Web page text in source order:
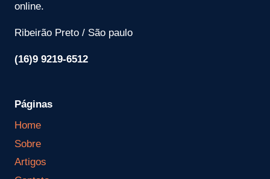
online.
Ribeirão Preto / São paulo
(16)9 9219-6512
Páginas
Home
Sobre
Artigos